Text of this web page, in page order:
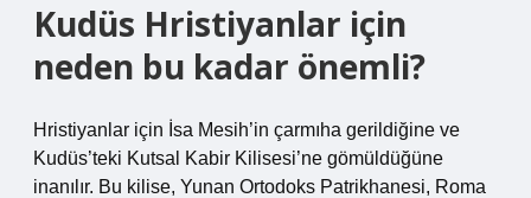
Kudüs Hristiyanlar için
neden bu kadar önemli?
Hristiyanlar için İsa Mesih’in çarmıha gerildiğine ve
Kudüs’teki Kutsal Kabir Kilisesi’ne gömüldüğüne
inanılır. Bu kilise, Yunan Ortodoks Patrikhanesi, Roma